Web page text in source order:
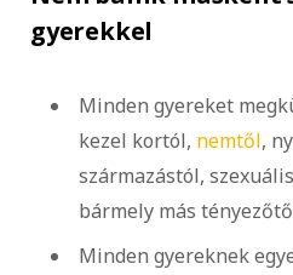
gyerekkel
Minden gyereket
kezel kortól, nemtől,
származástól,
bármely más
Minden gyereknek